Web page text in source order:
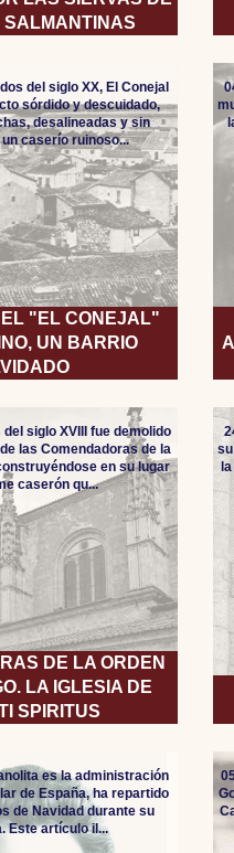
SALMANTINAS
"EL CONEJAL"
UN BARRIO
del siglo XX, El Conejal
sórdido y descuidado,
desalineadas y sin
caserío ruinoso...
DE LA ORDEN
LA IGLESIA DE
SPIRITUS
siglo XVIII fue demolido
las Comendadoras de la
en su lugar
caserón qu...
es la administración
de España, ha repartido
de Navidad durante su
Este artículo il...